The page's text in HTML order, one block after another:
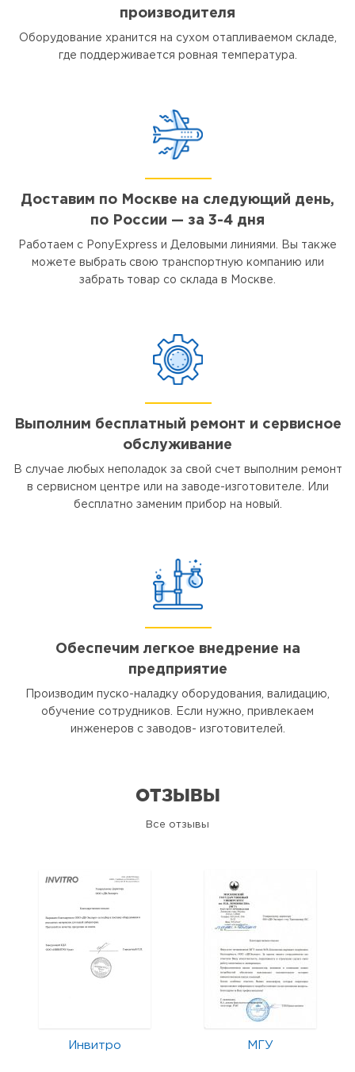
производителя
Оборудование хранится на сухом отапливаемом складе,
где поддерживается ровная температура.
Доставим по Москве на следующий день,
по России — за 3-4 дня
Работаем с PonyExpress и Деловыми линиями. Вы также
можете выбрать свою транспортную компанию или
забрать товар со склада в Москве.
Выполним бесплатный ремонт и сервисное
обслуживание
В случае любых неполадок за свой счет выполним ремонт
в сервисном центре или на заводе-изготовителе. Или
бесплатно заменим прибор на новый.
Обеспечим легкое внедрение на
предприятие
Производим пуско-наладку оборудования, валидацию,
обучение сотрудников. Если нужно, привлекаем
инженеров с заводов- изготовителей.
ОТЗЫВЫ
Все отзывы
Инвитро МГУ